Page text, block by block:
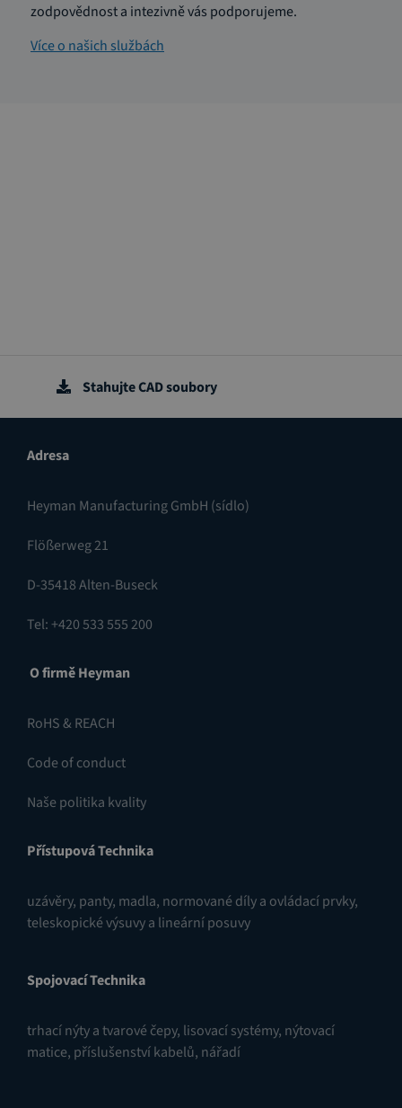
zodpovědnost a intezivně vás podporujeme.
Více o našich službách
Stahujte CAD soubory
Adresa
Heyman Manufacturing GmbH (sídlo)
Flößerweg 21
D-35418 Alten-Buseck
Tel: +420 533 555 200
O firmě Heyman
RoHS & REACH
Code of conduct
Naše politika kvality
Přístupová Technika
uzávěry, panty, madla, normované díly a ovládací prvky,
teleskopické výsuvy a lineární posuvy
Spojovací Technika
trhací nýty a tvarové čepy, lisovací systémy, nýtovací
matice, příslušenství kabelů, nářadí